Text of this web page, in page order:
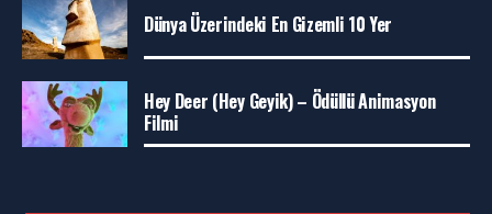
Dünya Üzerindeki En Gizemli 10 Yer
Hey Deer (Hey Geyik) – Ödüllü Animasyon
Filmi